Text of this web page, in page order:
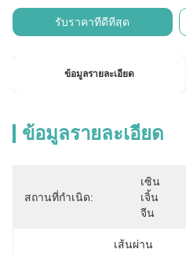
รับราคาที่ดีที่สุด
ข้อมูลรายละเอียด
ข้อมูลรายละเอียด
สถานที่กำเนิด:
เซิน
เจิ้น
จีน
เส้นผ่าน